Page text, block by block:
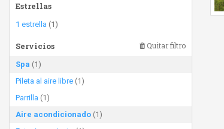
Estrellas
1 estrella (1)
Servicios Quitar filtro
Spa (1)
Pileta al aire libre (1)
Parrilla (1)
Aire acondicionado (1)